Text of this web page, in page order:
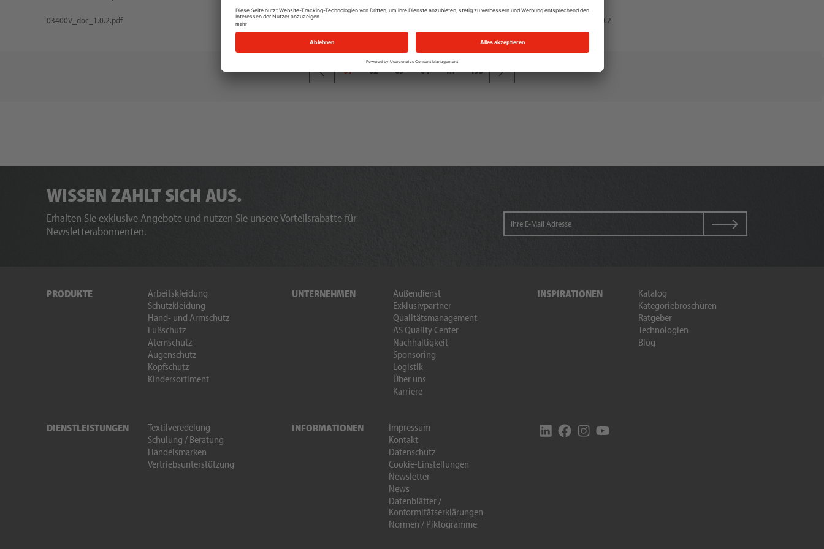
03400V_doc_1.0.2.pdf 03400V 1.0.2
01 02 03 04 … 193
WISSEN ZAHLT SICH AUS.
Erhalten Sie exklusive Angebote und nutzen Sie unsere Vorteilsrabatte für
Newsletterabonnenten.
PRODUKTE
Arbeitskleidung
Schutzkleidung
Hand- und Armschutz
Fußschutz
Atemschutz
Augenschutz
Kopfschutz
Kindersortiment
UNTERNEHMEN
Außendienst
Exklusivpartner
Qualitätsmanagement
AS Quality Center
Nachhaltigkeit
Sponsoring
Logistik
Über uns
Karriere
INSPIRATIONEN
Katalog
Kategoriebroschüren
Ratgeber
Technologien
Blog
DIENSTLEISTUNGEN
Textilveredelung
Schulung / Beratung
Handelsmarken
Vertriebsunterstützung
INFORMATIONEN
Impressum
Kontakt
Datenschutz
Cookie-Einstellungen
Newsletter
News
Datenblätter /
Konformitätserklärungen
Normen / Piktogramme